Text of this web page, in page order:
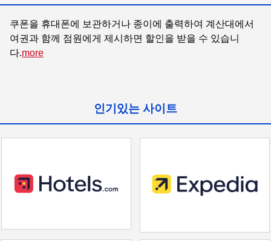
쿠폰을 휴대폰에 보관하거나 종이에 출력하여 계산대에서
여권과 함께 점원에게 제시하면 할인을 받을 수 있습니
다.more
인기있는 사이트